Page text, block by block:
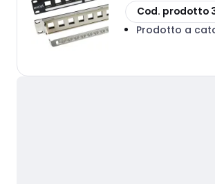
copiaCod. prodotto
Prodotto a